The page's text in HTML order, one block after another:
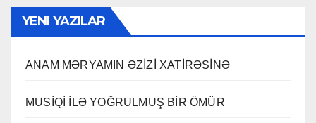
YENI YAZILAR
ANAM MƏRYAMIN ƏZİZİ XATİRƏSİNƏ
MUSİQİ İLƏ YOĞRULMUŞ BİR ÖMÜR